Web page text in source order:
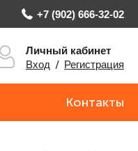
+7 (902) 666-32-02
Личный кабинет
Вход / Регистрация
Контакты